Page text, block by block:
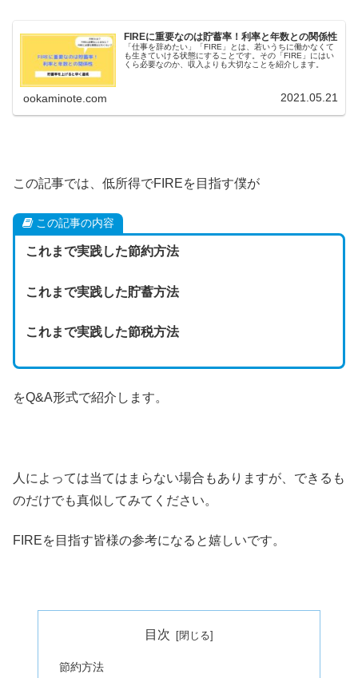
FIREに重要なのは貯蓄率！利率と年数との関係性
「仕事を辞めたい」「FIRE」とは、若いうちに働かなくて
も生きていける状態にすることです。その「FIRE」にはい
くら必要なのか、収入よりも大切なことを紹介します。
ookaminote.com 2021.05.21
この記事では、低所得でFIREを目指す僕が
この記事の内容
これまで実践した節約方法
これまで実践した貯蓄方法
これまで実践した節税方法
をQ&A形式で紹介します。
人によっては当てはまらない場合もありますが、できるも
のだけでも真似してみてください。
FIREを目指す皆様の参考になると嬉しいです。
目次
節約方法